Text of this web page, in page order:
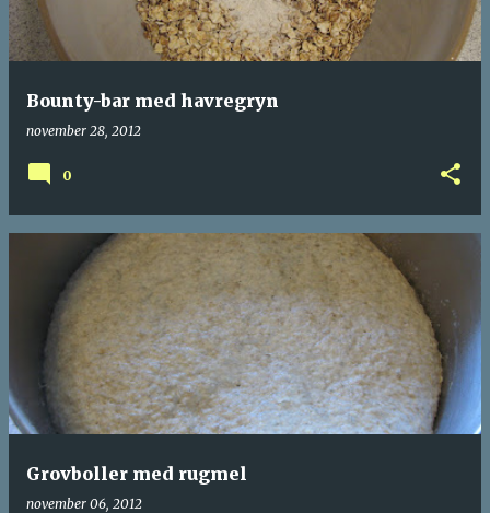
a
g
Bounty-bar med havregryn
november 28, 2012
0
Grovboller med rugmel
november 06, 2012